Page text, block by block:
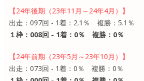
【24年後期（23年11月～24年4月）】
出走：097回 - 1着：2.1％ 複勝：5.1％
１枠：008回 - 1着：0％ 複勝：0％
【24年前期（23年5月～23年10月）】
出走：073回 - 1着：0％ 複勝：0％